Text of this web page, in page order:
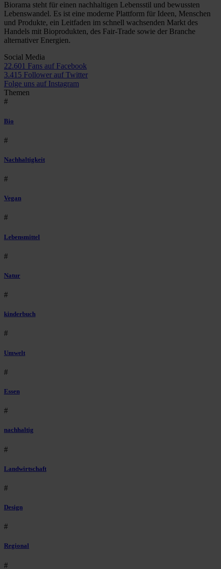
Biorama steht für einen nachhaltigen Lebensstil und bewussten
Lebenswandel. Es ist eine moderne Plattform für Ideen, Menschen
und Produkte, ein Leitfaden im schnell wachsenden Markt des
Handels mit Bioprodukten, des Fair-Trade sowie der Branche
alternativer Energien.
Social Media
22.601 Fans auf Facebook
3.415 Follower auf Twitter
Folge uns auf Instagram
Themen
#
Bio
#
Nachhaltigkeit
#
Vegan
#
Lebensmittel
#
Natur
#
kinderbuch
#
Umwelt
#
Essen
#
nachhaltig
#
Landwirtschaft
#
Design
#
Regional
#